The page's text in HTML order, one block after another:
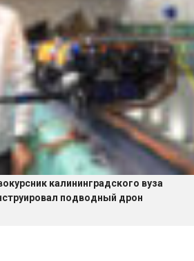
калининградского вуза
подводный дрон